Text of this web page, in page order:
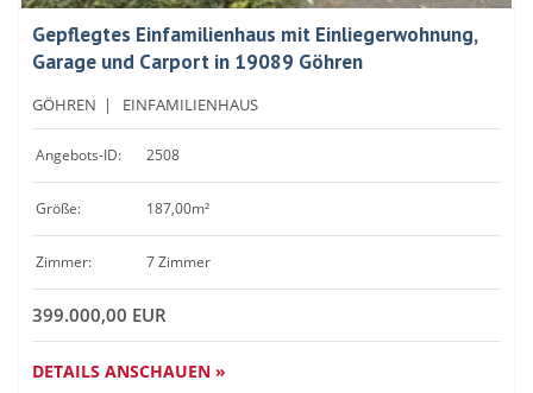
Gepflegtes Einfamilienhaus mit Einliegerwohnung,
Garage und Carport in 19089 Göhren
GÖHREN | EINFAMILIENHAUS
Angebots-ID: 2508
Größe: 187,00m²
Zimmer: 7 Zimmer
399.000,00 EUR
DETAILS ANSCHAUEN »